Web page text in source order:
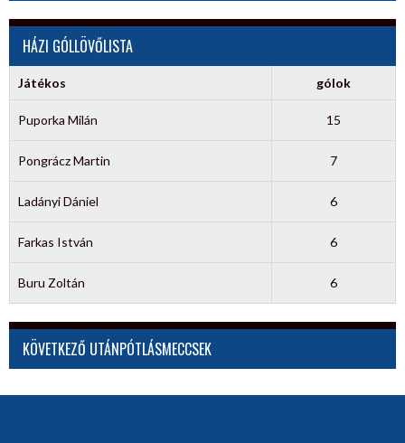
HÁZI GÓLLÖVŐLISTA
Játékos gólok
Puporka Milán 15
Pongrácz Martin 7
Ladányi Dániel 6
Farkas István 6
Buru Zoltán 6
KÖVETKEZŐ UTÁNPÓTLÁSMECCSEK